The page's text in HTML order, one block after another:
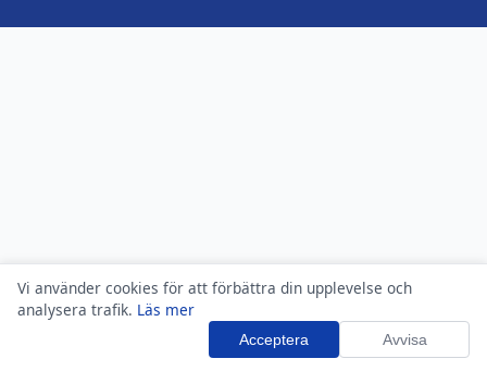
Vi använder cookies för att förbättra din upplevelse och
analysera trafik. Läs mer
Acceptera Avvisa